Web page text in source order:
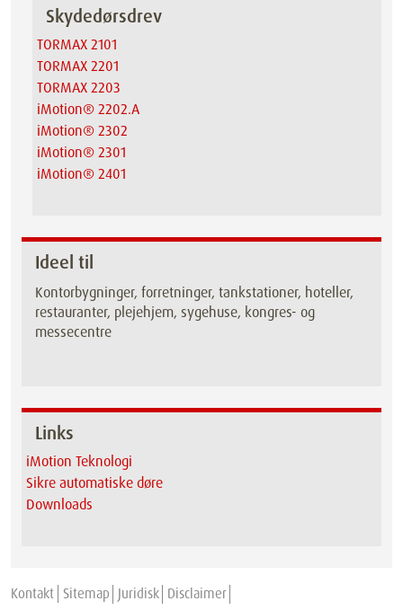
Skydedørsdrev
TORMAX 2101
TORMAX 2201
TORMAX 2203
iMotion® 2202.A
iMotion® 2302
iMotion® 2301
iMotion® 2401
Ideel til
Kontorbygninger, forretninger, tankstationer, hoteller,
restauranter, plejehjem, sygehuse, kongres- og
messecentre
Links
iMotion Teknologi
Sikre automatiske døre
Downloads
Kontakt Sitemap Juridisk Disclaimer